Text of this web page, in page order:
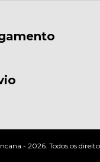
- 2026. Todos os